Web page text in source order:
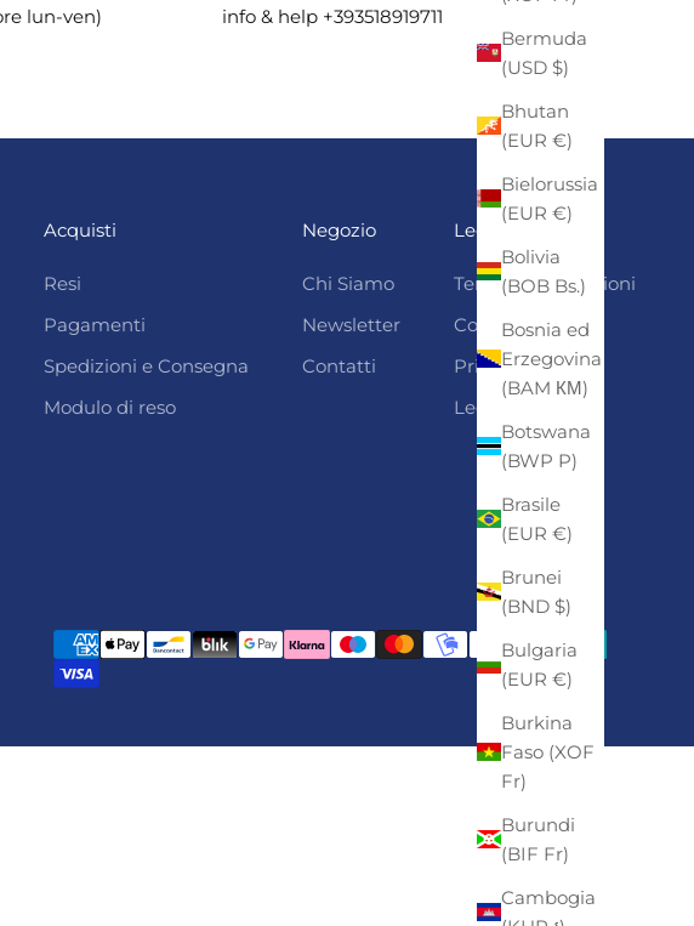
Bermuda
(USD $)
Bhutan
(EUR €)
Bielorussia
(EUR €)
Bolivia
(BOB Bs.)
Bosnia ed
Erzegovina
(BAM КМ)
Botswana
(BWP P)
Brasile
(EUR €)
Brunei
(BND $)
Bulgaria
(EUR €)
Burkina
Faso (XOF
Fr)
Burundi
(BIF Fr)
Cambogia
lun-ven)
info & help +393518919711
Acquisti
Resi
Pagamenti
Spedizioni e Consegna
Modulo di reso
Negozio
Chi Siamo
Newsletter
Contatti
Legali
Termini e condizioni
Cookie Policy
Privacy
Legal Notice